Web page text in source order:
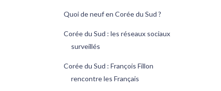
Quoi de neuf en Corée du Sud ?
Corée du Sud : les réseaux sociaux
surveillés
Corée du Sud : François Fillon
rencontre les Français